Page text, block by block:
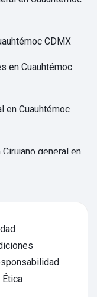
CDMX
en Cuauhtémoc
en Cuauhtémoc
general en
en
en Cuauhtémoc